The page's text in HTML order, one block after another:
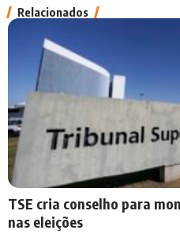
Relacionados
TSE cria conselho para
nas eleições